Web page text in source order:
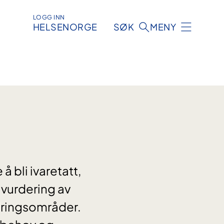
LOGG INN
HELSENORGE SØK MENY
å bli ivaretatt,
av